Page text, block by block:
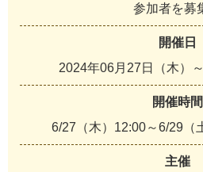
参加者を募
開催日
2024年06月27日（木）
開催時間
6/27（木）12:00～6/29（
主催